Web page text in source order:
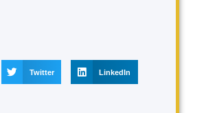
Twitter LinkedIn